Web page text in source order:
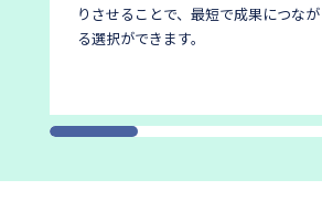
りさせることで、最短で成果につなが
る選択ができます。